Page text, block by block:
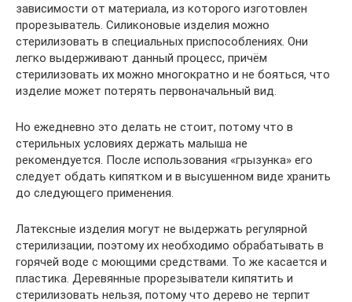
зависимости от материала, из которого изготовлен
прорезыватель. Силиконовые изделия можно
стерилизовать в специальных приспособлениях. Они
легко выдерживают данный процесс, причём
стерилизовать их можно многократно и не бояться, что
изделие может потерять первоначальный вид.
Но ежедневно это делать не стоит, потому что в
стерильных условиях держать малыша не
рекомендуется. После использования «грызунка» его
следует обдать кипятком и в высушенном виде хранить
до следующего применения.
Латексные изделия могут не выдержать регулярной
стерилизации, поэтому их необходимо обрабатывать в
горячей воде с моющими средствами. То же касается и
пластика. Деревянные прорезыватели кипятить и
стерилизовать нельзя, потому что дерево не терпит